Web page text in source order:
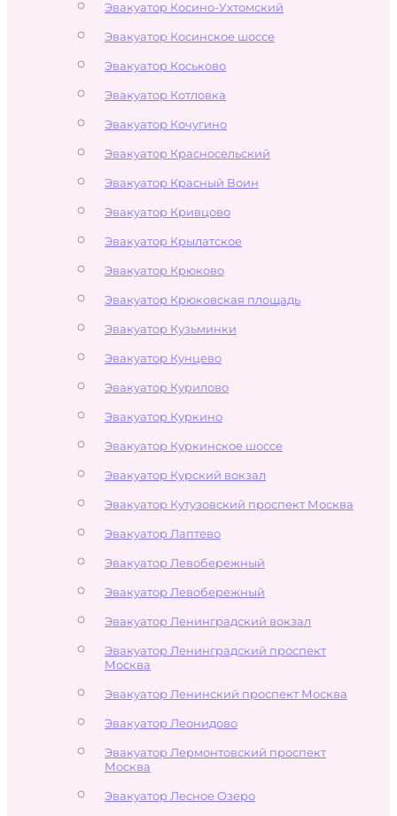
Эвакуатор Косино-Ухтомский
Эвакуатор Косинское шоссе
Эвакуатор Коськово
Эвакуатор Котловка
Эвакуатор Кочугино
Эвакуатор Красносельский
Эвакуатор Красный Воин
Эвакуатор Кривцово
Эвакуатор Крылатское
Эвакуатор Крюково
Эвакуатор Крюковская площадь
Эвакуатор Кузьминки
Эвакуатор Кунцево
Эвакуатор Курилово
Эвакуатор Куркино
Эвакуатор Куркинское шоссе
Эвакуатор Курский вокзал
Эвакуатор Кутузовский проспект Москва
Эвакуатор Лаптево
Эвакуатор Левобережный
Эвакуатор Левобережный
Эвакуатор Ленинградский вокзал
Эвакуатор Ленинградский проспект
Москва
Эвакуатор Ленинский проспект Москва
Эвакуатор Леонидово
Эвакуатор Лермонтовский проспект
Москва
Эвакуатор Лесное Озеро